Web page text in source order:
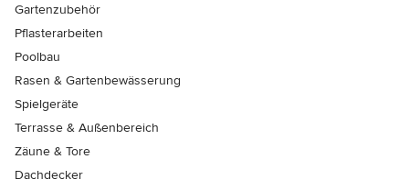
Gartenzubehör
Pflasterarbeiten
Poolbau
Rasen & Gartenbewässerung
Spielgeräte
Terrasse & Außenbereich
Zäune & Tore
Dachdecker